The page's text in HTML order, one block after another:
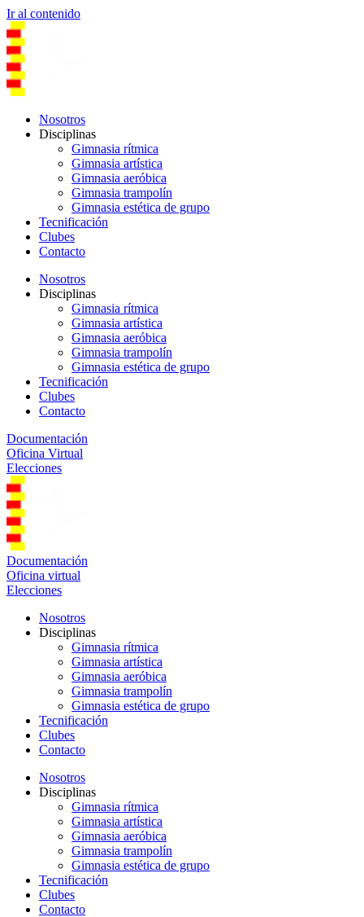
Ir al contenido
Nosotros
Disciplinas
Gimnasia rítmica
Gimnasia artística
Gimnasia aeróbica
Gimnasia trampolín
Gimnasia estética de grupo
Tecnificación
Clubes
Contacto
Nosotros
Disciplinas
Gimnasia rítmica
Gimnasia artística
Gimnasia aeróbica
Gimnasia trampolín
Gimnasia estética de grupo
Tecnificación
Clubes
Contacto
Documentación
Oficina Virtual
Elecciones
Documentación
Oficina virtual
Elecciones
Nosotros
Disciplinas
Gimnasia rítmica
Gimnasia artística
Gimnasia aeróbica
Gimnasia trampolín
Gimnasia estética de grupo
Tecnificación
Clubes
Contacto
Nosotros
Disciplinas
Gimnasia rítmica
Gimnasia artística
Gimnasia aeróbica
Gimnasia trampolín
Gimnasia estética de grupo
Tecnificación
Clubes
Contacto